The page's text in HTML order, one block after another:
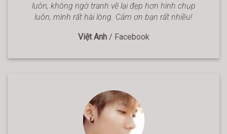
luôn, không ngờ tranh vẽ lại đẹp hơn hình chụp
luôn, mình rất hài lòng. Cảm ơn bạn rất nhiều!
Việt Anh / Facebook